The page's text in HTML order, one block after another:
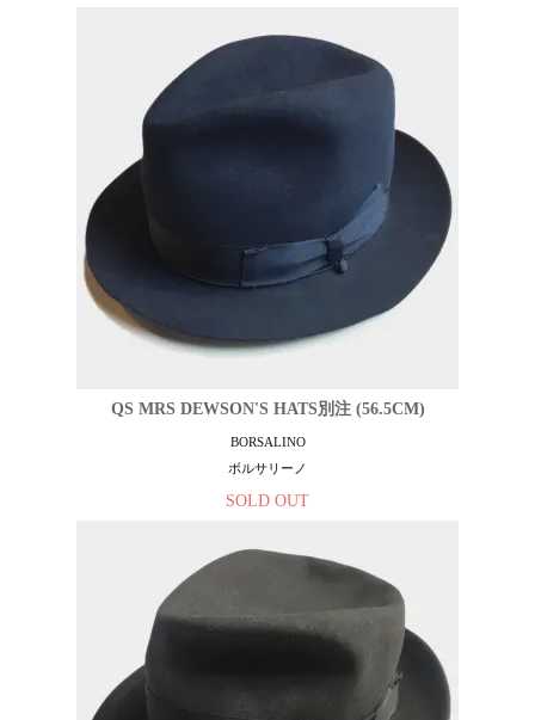
QS MRS DEWSON'S HATS別注 (56.5CM)
BORSALINO
ボルサリーノ
SOLD OUT